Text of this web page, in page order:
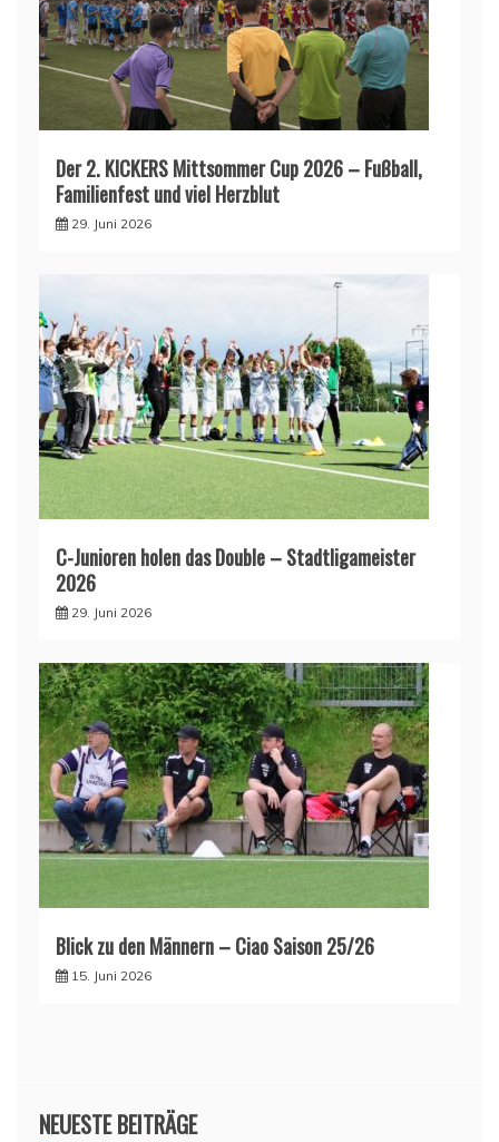
Der 2. KICKERS Mittsommer Cup 2026 – Fußball,
Familienfest und viel Herzblut
29. Juni 2026
C-Junioren holen das Double – Stadtligameister
2026
29. Juni 2026
Blick zu den Männern – Ciao Saison 25/26
15. Juni 2026
NEUESTE BEITRÄGE